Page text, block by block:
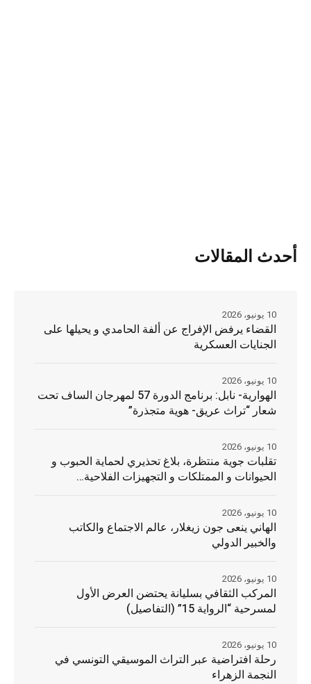
أحدث المقالات
القضاء يرفض الإفراج عن ألفة الحامدي و يحيلها على
الجنايات العسكرية
10 يونيو، 2026
الهوارية- نابل: برنامج الدورة 57 لمهرجان الساف تحت
شعار “تراث عريق- هوية متجذرة”
10 يونيو، 2026
تقلبات جوية منتظرة، بلاغ تحذيري لحماية الحبوب و
الحيوانات و الممتلكات و التجهيزات الفلاحية…
10 يونيو، 2026
الهاني ينعى جون زيغلار، عالم الاجتماع والكاتب
والخبير الدولي
10 يونيو، 2026
المركب الثقافي بسليانة يحتضن العرض الأول
لمسرحية “الرواية 15” (التفاصيل)
10 يونيو، 2026
رحلة افتراضية عبر التراث الموسيقي التونسي في
النجمة الزهراء
10 يونيو، 2026